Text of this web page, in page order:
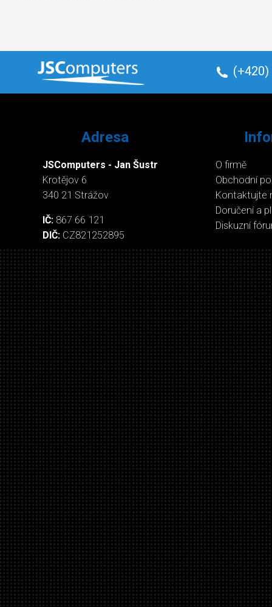
(+420)
Adresa
JSComputers - Jan Šustr
Krotějov 6
340 21 Strážov
IČ: 867 66 121
DIČ: CZ821252895
O firmě
Obchodní
Kontaktujte
Doručení a
Diskuzní